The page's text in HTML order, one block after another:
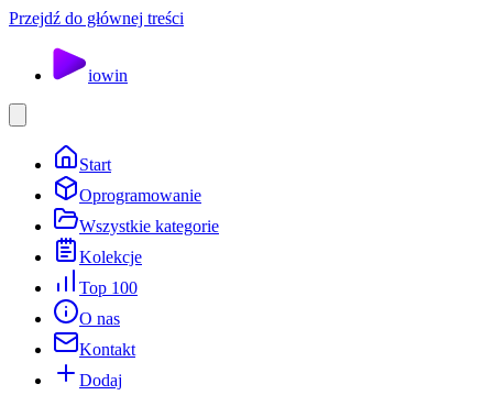
Przejdź do głównej treści
iowin
Start
Oprogramowanie
Wszystkie kategorie
Kolekcje
Top 100
O nas
Kontakt
Dodaj